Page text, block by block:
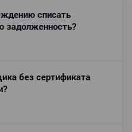
списать
задолженность?
без сертификата